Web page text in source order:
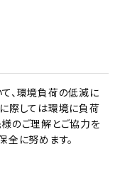
、環境負荷の低減に
際しては環境に負荷
のご理解とご協力を
全に努めます。